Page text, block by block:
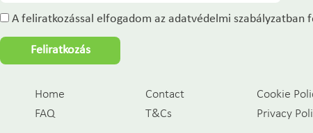
A feliratkozással elfogadom az adatvédelmi szabályzatban
Feliratkozás
Home Contact
Cookie
FAQ
T&Cs Privacy